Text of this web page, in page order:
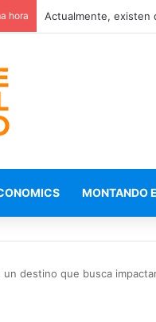
hora
MONTANDO
un destino que busca